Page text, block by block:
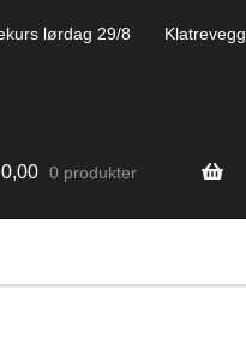
lørdag 29/8 Klatrevegg
0,00 0 produkter